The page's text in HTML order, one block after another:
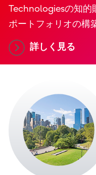
Technologiesの知的
ポートフォリオの構
詳しく見る